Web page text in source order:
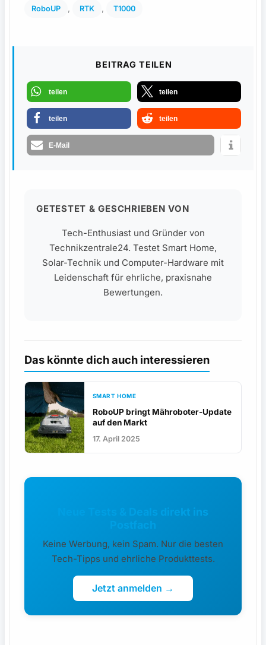
RoboUP RTK T1000
BEITRAG TEILEN
teilen teilen
teilen teilen
E-Mail
GETESTET & GESCHRIEBEN VON
Tech-Enthusiast und Gründer von
Technikzentrale24. Testet Smart Home,
Solar-Technik und Computer-Hardware mit
Leidenschaft für ehrliche, praxisnahe
Bewertungen.
Das könnte dich auch interessieren
SMART HOME
RoboUP bringt Mähroboter-Update
auf den Markt
17. April 2025
Neue Tests & Deals direkt ins
Postfach
Keine Werbung, kein Spam. Nur die besten
Tech-Tipps und ehrliche Produkttests.
Jetzt anmelden →